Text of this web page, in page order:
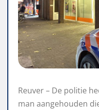
Reuver – De politie
man aangehouden